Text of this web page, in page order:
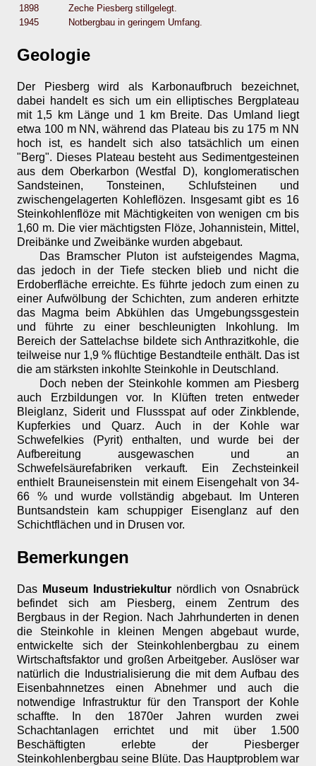
1898
Zeche Piesberg stillgelegt.
1945
Notbergbau in geringem Umfang.
Geologie
Der Piesberg wird als Karbonaufbruch bezeichnet,
dabei handelt es sich um ein elliptisches Bergplateau
mit 1,5 km Länge und 1 km Breite. Das Umland liegt
etwa 100 m NN, während das Plateau bis zu 175 m NN
hoch ist, es handelt sich also tatsächlich um einen
"Berg". Dieses Plateau besteht aus Sedimentgesteinen
aus dem Oberkarbon (Westfal D), konglomeratischen
Sandsteinen, Tonsteinen, Schlufsteinen und
zwischengelagerten Kohleflözen. Insgesamt gibt es 16
Steinkohlenflöze mit Mächtigkeiten von wenigen cm bis
1,60 m. Die vier mächtigsten Flöze, Johannistein, Mittel,
Dreibänke und Zweibänke wurden abgebaut.
Das Bramscher Pluton ist aufsteigendes Magma,
das jedoch in der Tiefe stecken blieb und nicht die
Erdoberfläche erreichte. Es führte jedoch zum einen zu
einer Aufwölbung der Schichten, zum anderen erhitzte
das Magma beim Abkühlen das Umgebungssgestein
und führte zu einer beschleunigten Inkohlung. Im
Bereich der Sattelachse bildete sich Anthrazitkohle, die
teilweise nur 1,9 % flüchtige Bestandteile enthält. Das ist
die am stärksten inkohlte Steinkohle in Deutschland.
Doch neben der Steinkohle kommen am Piesberg
auch Erzbildungen vor. In Klüften treten entweder
Bleiglanz, Siderit und Flussspat auf oder Zinkblende,
Kupferkies und Quarz. Auch in der Kohle war
Schwefelkies (Pyrit) enthalten, und wurde bei der
Aufbereitung ausgewaschen und an
Schwefelsäurefabriken verkauft. Ein Zechsteinkeil
enthielt Brauneisenstein mit einem Eisengehalt von 34-
66 % und wurde vollständig abgebaut. Im Unteren
Buntsandstein kam schuppiger Eisenglanz auf den
Schichtflächen und in Drusen vor.
Bemerkungen
Das Museum Industriekultur nördlich von Osnabrück
befindet sich am Piesberg, einem Zentrum des
Bergbaus in der Region. Nach Jahrhunderten in denen
die Steinkohle in kleinen Mengen abgebaut wurde,
entwickelte sich der Steinkohlenbergbau zu einem
Wirtschaftsfaktor und großen Arbeitgeber. Auslöser war
natürlich die Industrialisierung die mit dem Aufbau des
Eisenbahnnetzes einen Abnehmer und auch die
notwendige Infrastruktur für den Transport der Kohle
schaffte. In den 1870er Jahren wurden zwei
Schachtanlagen errichtet und mit über 1.500
Beschäftigten erlebte der Piesberger
Steinkohlenbergbau seine Blüte. Das Hauptproblem war